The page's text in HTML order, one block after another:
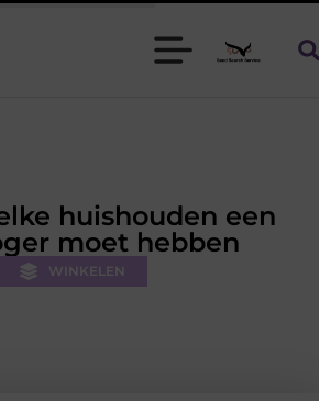
huishouden een
moet hebben
WINKELEN